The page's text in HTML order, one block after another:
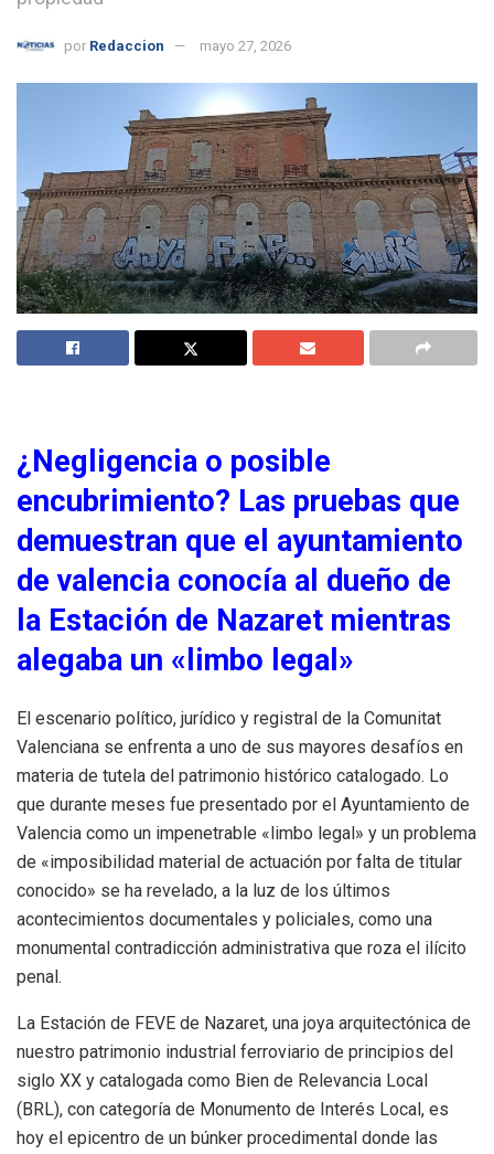
por Redaccion mayo 27, 2026
¿Negligencia o posible
encubrimiento? Las pruebas que
demuestran que el ayuntamiento
de valencia conocía al dueño de
la Estación de Nazaret mientras
alegaba un «limbo legal»
El escenario político, jurídico y registral de la Comunitat
Valenciana se enfrenta a uno de sus mayores desafíos en
materia de tutela del patrimonio histórico catalogado. Lo
que durante meses fue presentado por el Ayuntamiento de
Valencia como un impenetrable «limbo legal» y un problema
de «imposibilidad material de actuación por falta de titular
conocido» se ha revelado, a la luz de los últimos
acontecimientos documentales y policiales, como una
monumental contradicción administrativa que roza el ilícito
penal.
La Estación de FEVE de Nazaret, una joya arquitectónica de
nuestro patrimonio industrial ferroviario de principios del
siglo XX y catalogada como Bien de Relevancia Local
(BRL), con categoría de Monumento de Interés Local, es
hoy el epicentro de un búnker procedimental donde las